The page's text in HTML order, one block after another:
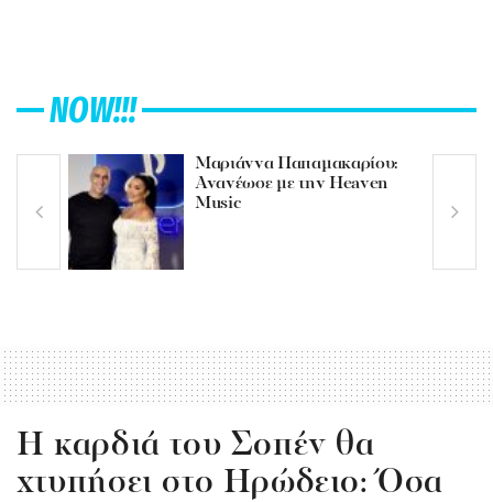
NOW!!!
Μαριάννα Παπαμακαρίου:
Ανανέωσε με την Heaven
Music
Η καρδιά του Σοπέν θα
χτυπήσει στο Ηρώδειο: Όσα